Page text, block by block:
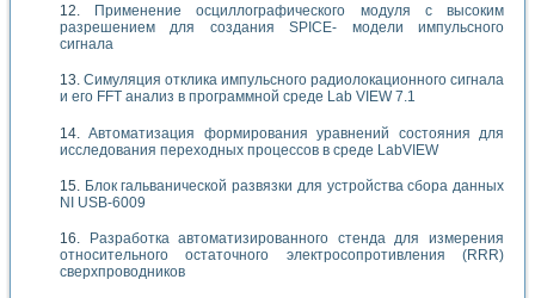
Применение осциллографического модуля с высоким
разрешением для создания SPICE- модели импульсного
сигнала
Симуляция отклика импульсного радиолокационного сигнала
и его FFT анализ в программной среде Lab VIEW 7.1
Автоматизация формирования уравнений состояния для
исследования переходных процессов в среде LabVIEW
Блок гальванической развязки для устройства сбора данных
NI USB-6009
Разработка автоматизированного стенда для измерения
относительного остаточного электросопротивления (RRR)
сверхпроводников